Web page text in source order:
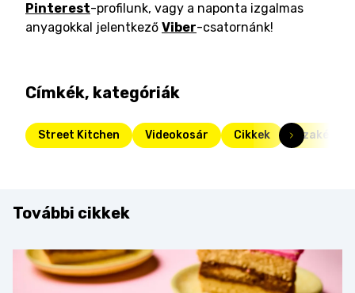
Pinterest-profilunk, vagy a naponta izgalmas
anyagokkal jelentkező Viber-csatornánk!
Címkék, kategóriák
Street Kitchen Videokosár Cikkek
További cikkek